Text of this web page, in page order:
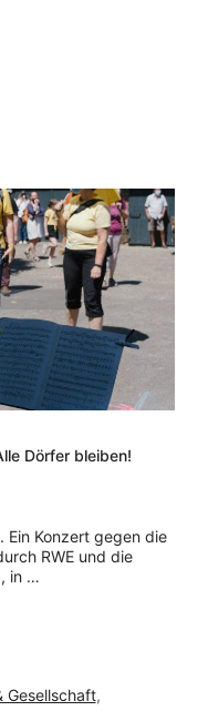
Dörfer bleiben!
Ein Konzert gegen die
RWE und die
in …
Gesellschaft,